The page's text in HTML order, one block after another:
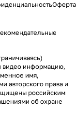
Оферта
видео информацию,
имя,
авторского права и
российским
об охране